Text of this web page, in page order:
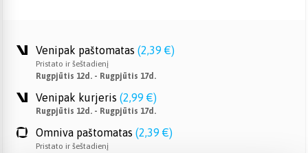
Venipak paštomatas (2,39 €)
Pristato ir šeštadienį
Rugpjūtis 12d. - Rugpjūtis 17d.
Venipak kurjeris (2,99 €)
Rugpjūtis 12d. - Rugpjūtis 17d.
Omniva paštomatas (2,39 €)
Pristato ir šeštadienį